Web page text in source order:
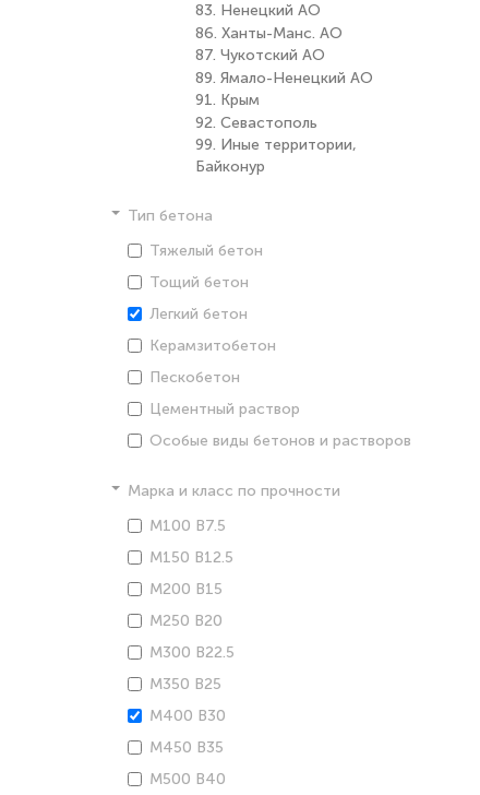
83. Ненецкий АО
86. Ханты-Манс. АО
87. Чукотский АО
89. Ямало-Ненецкий АО
91. Крым
92. Севастополь
99. Иные территории,
Байконур
Тип бетона
Тяжелый бетон
Тощий бетон
Легкий бетон
Керамзитобетон
Пескобетон
Цементный раствор
Особые виды бетонов и растворов
Марка и класс по прочности
М100 В7.5
М150 В12.5
М200 В15
М250 В20
М300 В22.5
М350 В25
М400 В30
М450 В35
М500 В40